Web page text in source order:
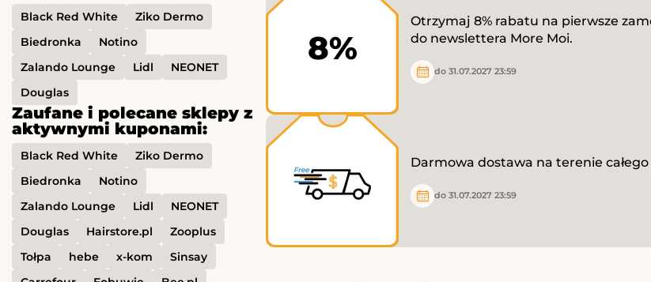
Black Red White
Ziko Dermo
Biedronka
Notino
Zalando Lounge
Lidl
NEONET
Douglas
Zaufane i polecane sklepy z
aktywnymi kuponami:
Black Red White
Ziko Dermo
Biedronka
Notino
Zalando Lounge
Lidl
NEONET
Douglas
Hairstore.pl
Zooplus
Tołpa
hebe x-kom
Sinsay
8%
Otrzymaj 8% rabatu na pierwsze
do newslettera More Moi.
do 31.07.2027 23:59
Darmowa dostawa na terenie
do 31.07.2027 23:59